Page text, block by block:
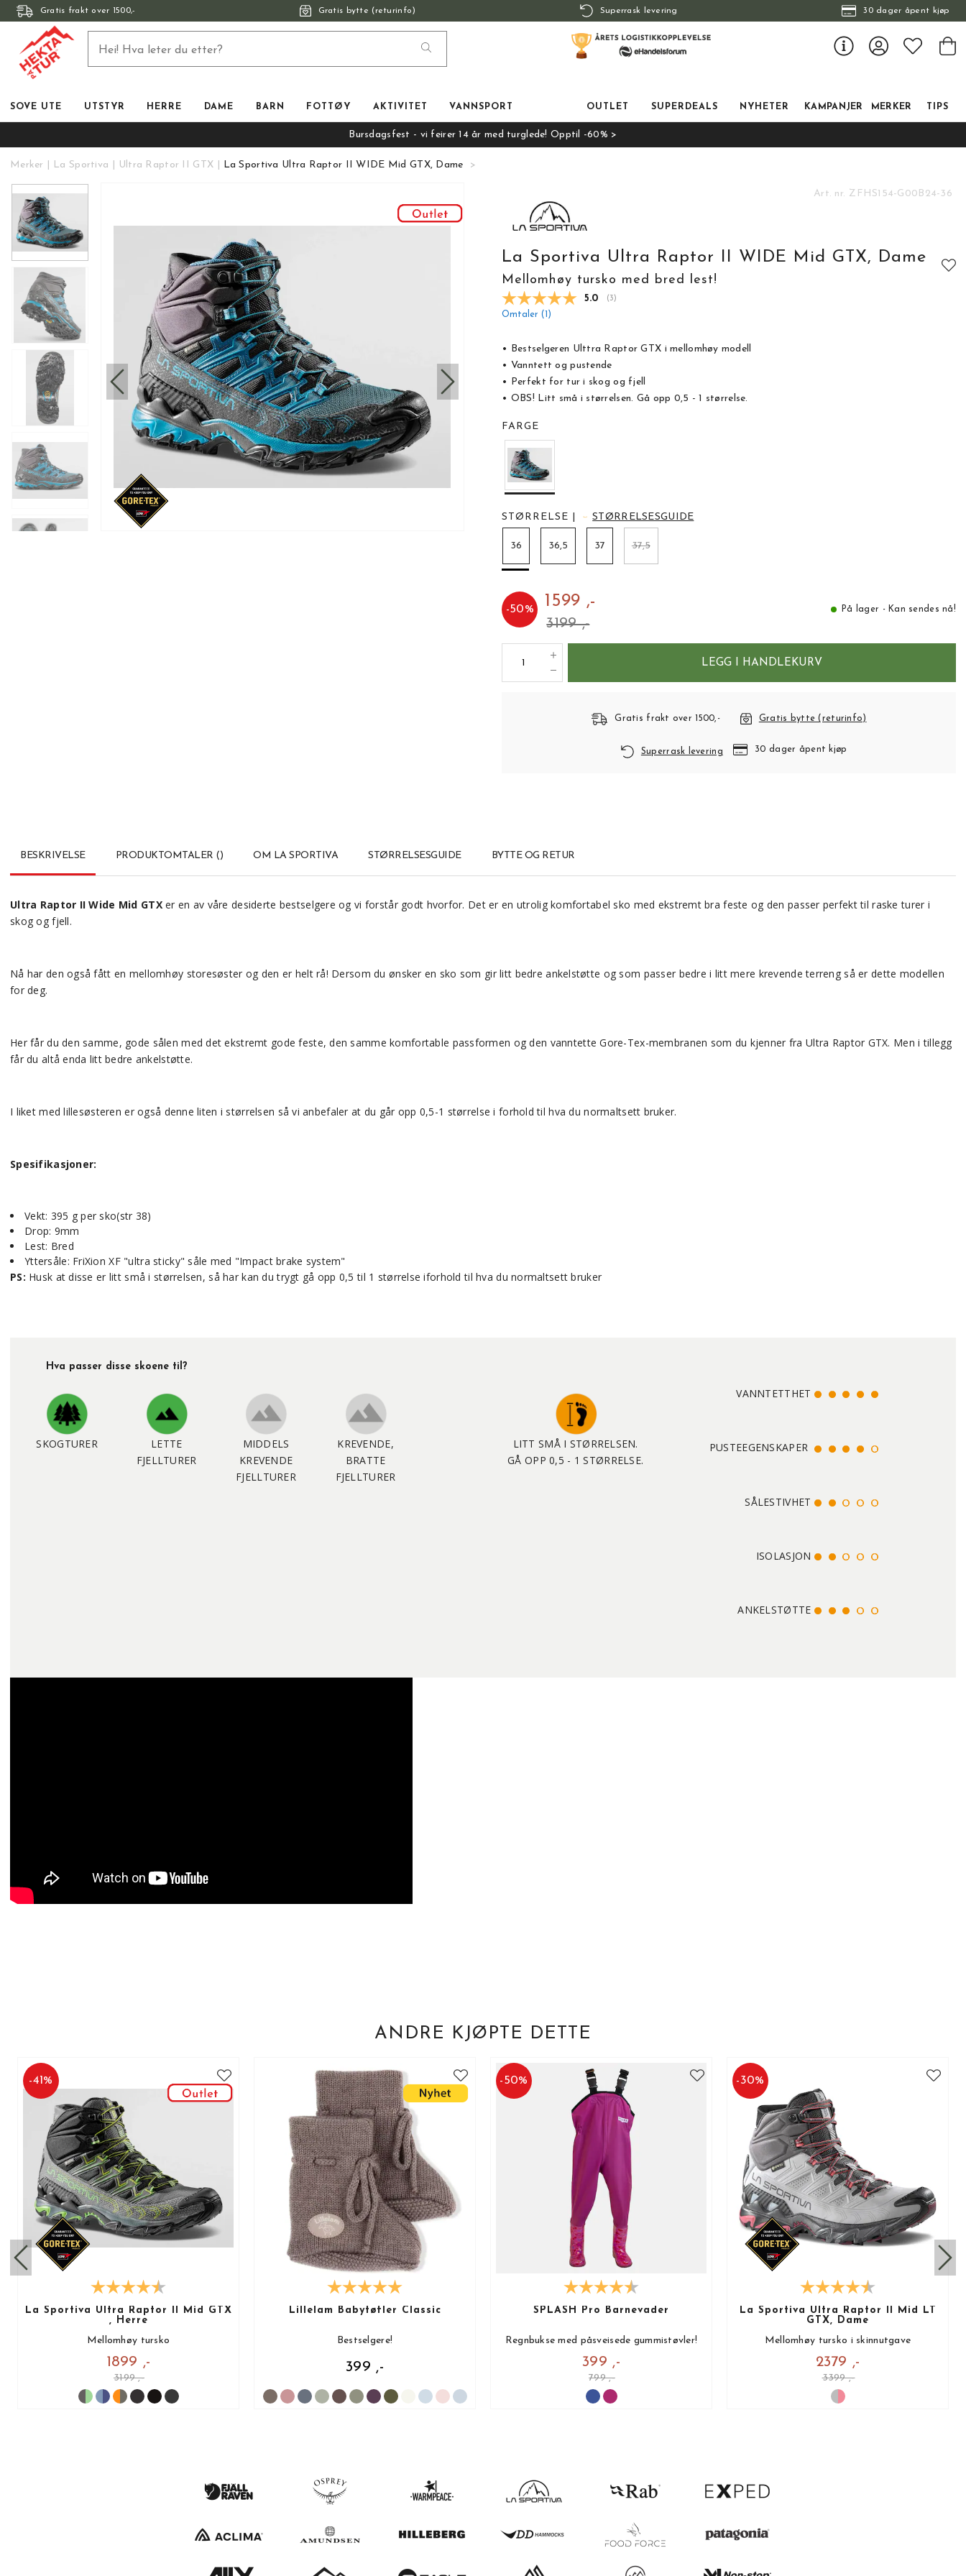
Gratis frakt over 1500,- Gratis bytte (returinfo) Superrask levering 30 dager åpent kjøp
SOVE UTE UTSTYR HERRE DAME BARN FOTTØY AKTIVITET VANNSPORT OUTLET SUPERDEALS NYHETER KAMPANJER MERKER TIPS
Bursdagsfest - vi feirer 14 år med turglede! Opptil -60% >
Merker La Sportiva Ultra Raptor II GTX La Sportiva Ultra Raptor II WIDE Mid GTX, Dame
Art. nr. ZFHS154-G00B24-36
La Sportiva Ultra Raptor II WIDE Mid GTX, Dame
Mellomhøy tursko med bred lest!
Gjennomsnittskarakter:
5.0 (stemmer:
3)
Omtaler ( )
• Bestselgeren Ulttra Raptor GTX i mellomhøy modell
• Vanntett og pustende
• Perfekt for tur i skog og fjell
• OBS! Litt små i størrelsen. Gå opp 0,5 - 1 størrelse.
FARGE
STØRRELSE STØRRELSESGUIDE
36 36,5 37 37,5
-50% 1599 ,-
3199 ,-
På lager - Kan sendes nå!
LEGG I HANDLEKURV
Gratis frakt over 1500,- Gratis bytte (returinfo)
Superrask levering 30 dager åpent kjøp
BESKRIVELSE PRODUKTOMTALER () OM LA SPORTIVA STØRRELSESGUIDE BYTTE OG RETUR
Ultra Raptor II Wide Mid GTXer en av våre desiderte bestselgere og vi forstår godt hvorfor. Det er en utrolig komfortabel sko med ekstremt bra feste og den passer perfekt til raske turer i
skog og fjell.
Nå har den også fått en mellomhøy storesøster og den er helt rå! Dersom du ønsker en sko som gir litt bedre ankelstøtte og som passer bedre i litt mere krevende terreng så er dette modellen
for deg.
Her får du den samme, gode sålen med det ekstremt gode feste, den samme komfortable passformen og den vanntette Gore-Tex-membranen som du kjenner fra Ultra Raptor GTX. Men i tillegg
får du altå enda litt bedre ankelstøtte.
I liket med lillesøsteren er også denne liten i størrelsen så vi anbefaler at du går opp 0,5-1 størrelse i forhold til hva du normaltsett bruker.
Spesifikasjoner:
Vekt: 395 g per sko(str 38)
Drop: 9mm
Lest: Bred
Yttersåle: FriXion XF "ultra sticky" såle med "Impact brake system"
PS: Husk at disse er litt små i størrelsen, så har kan du trygt gå opp 0,5 til 1 størrelse iforhold til hva du normaltsett bruker
Hva passer disse skoene til?
SKOGTURER
LETTE
FJELLTURER
MIDDELS
KREVENDE
FJELLTURER
KREVENDE,
BRATTE
FJELLTURER
LITT SMÅ I STØRRELSEN.
GÅ OPP 0,5 - 1 STØRRELSE.
VANNTETTHET
PUSTEEGENSKAPER
SÅLESTIVHET
ISOLASJON
ANKELSTØTTE
ANDRE KJØPTE DETTE
-41 %
La Sportiva Ultra Raptor II Mid GTX
, Herre
Mellomhøy tursko
1899 ,-
3199 ,-
Lillelam Babytøfler Classic
Bestselgere!
399 ,-
-50%
SPLASH Pro Barnevader
Regnbukse med påsveisede gummistøvler!
399 ,-
799 ,-
-30%
La Sportiva Ultra Raptor II Mid LT
GTX, Dame
Mellomhøy tursko i skinnutgave
2379 ,-
3399 ,-